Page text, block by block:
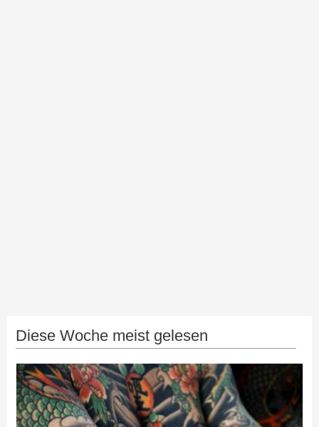
Diese Woche meist gelesen